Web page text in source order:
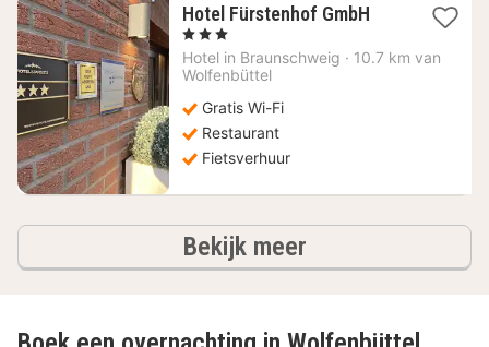
Hotel Fürstenhof GmbH1
vanaf
, 3 Sterren
Hotel in Braunschweig · 10.7 km van
Wolfenbüttel
Gratis Wi-Fi
Restaurant
Fietsverhuur
Bekijk meerhotels